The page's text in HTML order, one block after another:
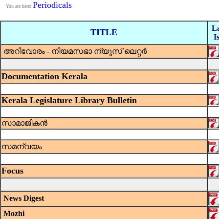
You are here: Periodicals
TITLE
അറിവോരം - നിയമസഭാ ന്യുസ് ലെറ്റര്‍
Documentation Kerala
Kerala Legislature Library Bulletin
സാമാജികന്‍
സമന്വയം
Focus
News Digest
Mozhi